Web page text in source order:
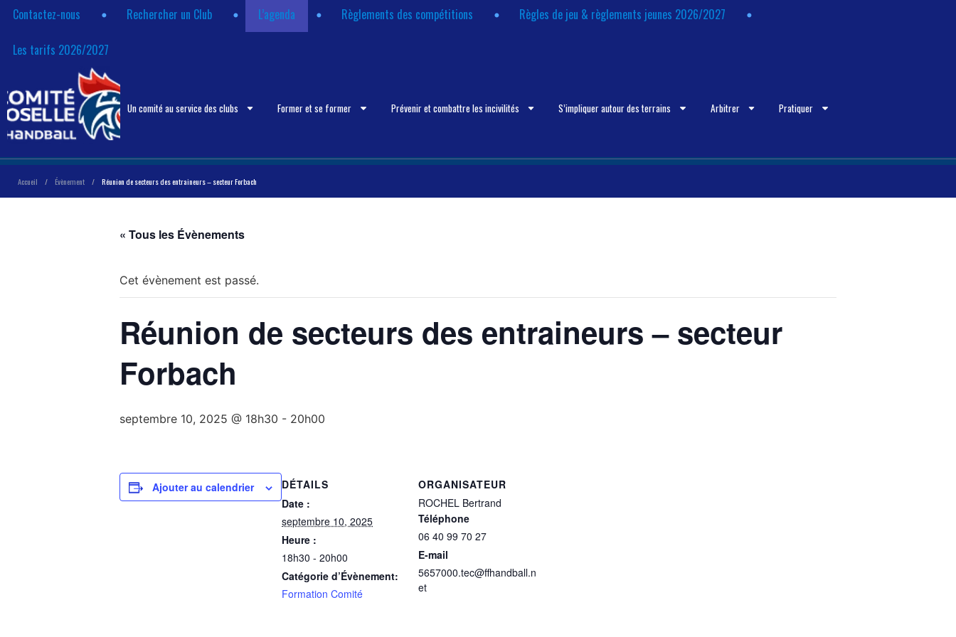
Contactez-nous Rechercher un Club L’agenda Règlements des compétitions Règles de jeu & règlements jeunes 2026/2027
Les tarifs 2026/2027
Un comité au service des clubs Former et se former Prévenir et combattre les incivilités S’impliquer autour des terrains Arbitrer Pratiquer
Accueil / Évènement / Réunion de secteurs des entraineurs – secteur Forbach
« Tous les Évènements
Cet évènement est passé.
Réunion de secteurs des entraineurs – secteur
Forbach
septembre 10, 2025 @ 18h30 - 20h00
Ajouter au calendrier
DÉTAILS
Date :
septembre 10, 2025
Heure :
18h30 - 20h00
Catégorie d’Évènement:
Formation Comité
ORGANISATEUR
ROCHEL Bertrand
Téléphone
06 40 99 70 27
E-mail
5657000.tec@ffhandball.n
et